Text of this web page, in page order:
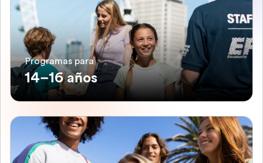
Programas para
14–16 años